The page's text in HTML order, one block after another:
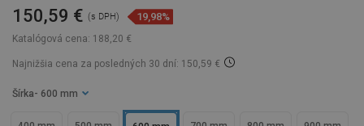
Katalógová cena: 188,20 €
150,59 € (s DPH) 19,98%
Najnižšia cena za posledných 30 dní: 150,59 €
Šírka - 600 mm